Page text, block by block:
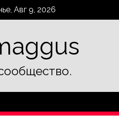
Авг 9, 2026